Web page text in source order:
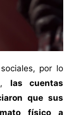
por lo
las cuentas
que sus
físico a